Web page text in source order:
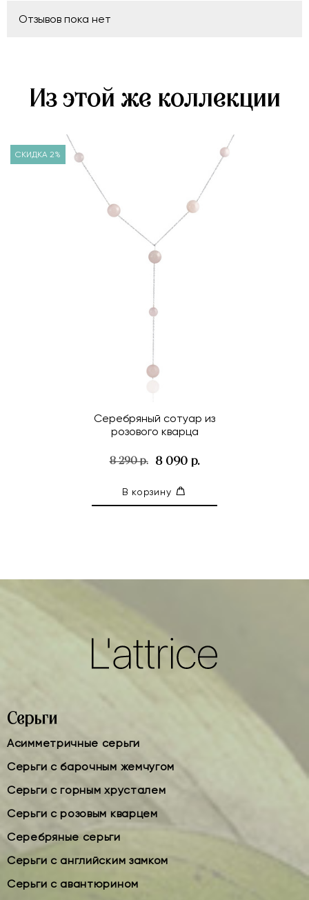
Отзывов пока нет
Из этой же коллекции
СКИДКА 2%
Серебряный сотуар из
розового кварца
8 290 р. 8 090 р.
В корзину
Серьги
Асимметричные серьги
Серьги с барочным жемчугом
Серьги с горным хрусталем
Серьги с розовым кварцем
Серебряные серьги
Серьги с английским замком
Серьги с авантюрином